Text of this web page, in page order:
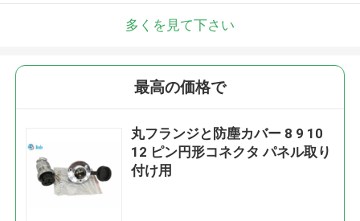
多くを見て下さい
最高の価格で
丸フランジと防塵カバー 8 9 10
12 ピン円形コネクタ パネル取り
付け用